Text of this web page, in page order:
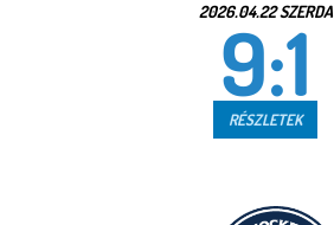
2026.04.22 SZERDA
9:1
RÉSZLETEK